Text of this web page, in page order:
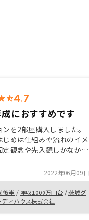
4.7
におすすめです
ンを2部屋購入しました。
じめは仕組みや流れのイメ
定観念や先入観しかなかっ
できて安心して購入できま
貸経営は他者の資本を活
身の資産を形成できる仕組
を感じました。 多少のリ
きなリターンやメリットが
2022年06月09日
後半 / 年収1000万円台 /茨城グ
ディハウス株式会社